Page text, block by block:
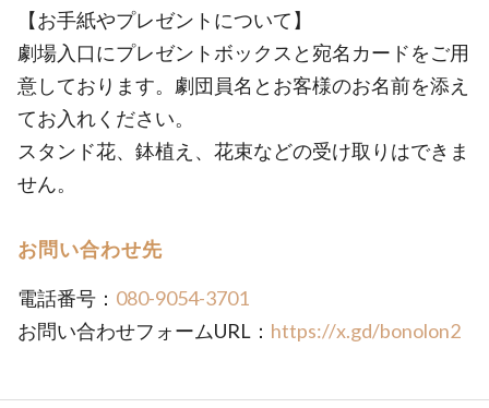
【お手紙やプレゼントについて】
劇場入口にプレゼントボックスと宛名カードをご用
意しております。劇団員名とお客様のお名前を添え
てお入れください。
スタンド花、鉢植え、花束などの受け取りはできま
せん。
お問い合わせ先
電話番号： 080-9054-3701
お問い合わせフォームURL： https://x.gd/bonolon2